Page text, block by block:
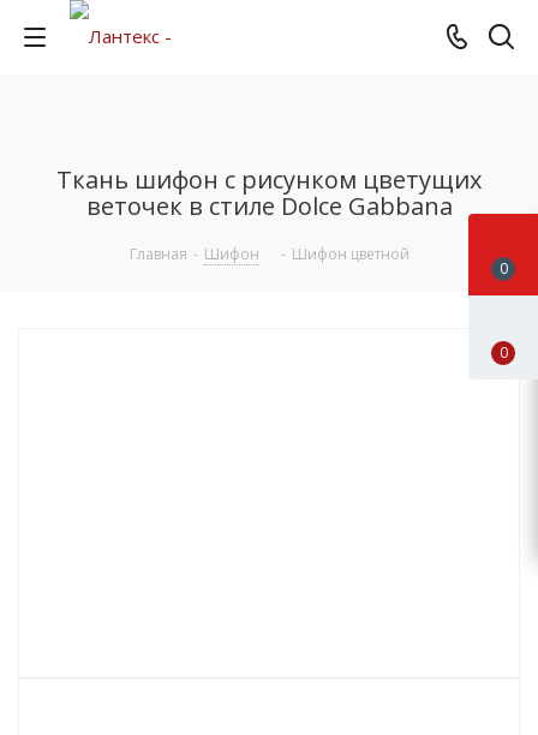
Ткань шифон с рисунком цветущих
веточек в стиле Dolce Gabbana
Главная - Шифон - Шифон цветной
0
0